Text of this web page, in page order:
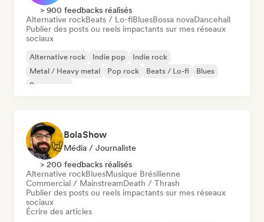
> 900 feedbacks réalisés
Alternative rockBeats / Lo-fiBluesBossa novaDancehall
Publier des posts ou reels impactants sur mes réseaux
sociaux
Alternative rock Indie pop
Indie rock
Metal / Heavy metal
Pop rock Beats / Lo-fi
Blues
Bossa nova
BolaShow
Média / Journaliste
> 200 feedbacks réalisés
Alternative rockBluesMusique Brésilienne
Commercial / MainstreamDeath / Thrash
Publier des posts ou reels impactants sur mes réseaux
sociaux
Écrire des articles